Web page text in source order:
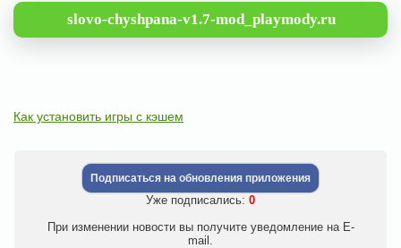
slovo-chyshpana-v1.7-mod_playmody.ru
Как установить игры с кэшем
Подписаться на обновления приложения
Уже подписались: 0
При изменении новости вы получите уведомление на E-
mail.